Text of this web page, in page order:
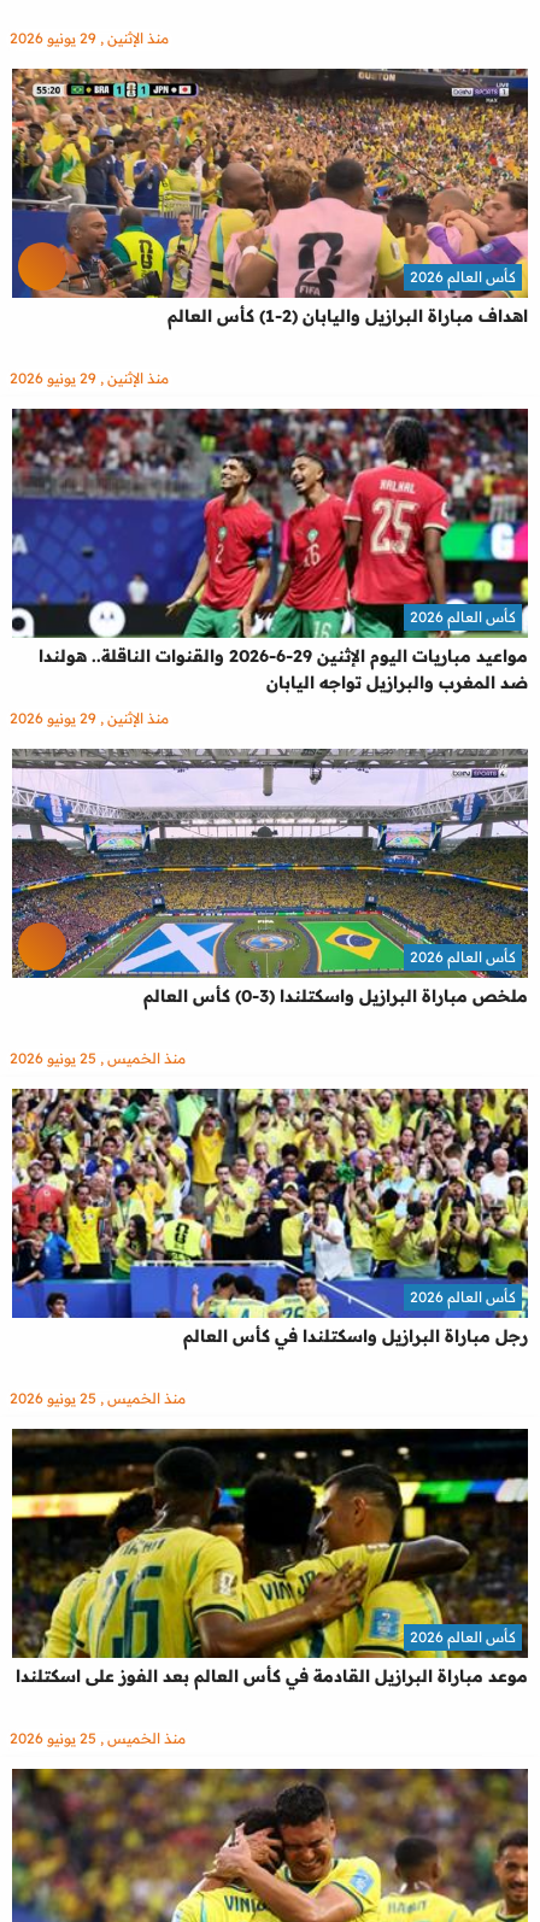
منذ الإثنين , 29 يونيو 2026
اهداف مباراة البرازيل واليابان (2-1) كأس العالم
كأس العالم 2026
منذ الإثنين , 29 يونيو 2026
مواعيد مباريات اليوم الإثنين 29-6-2026 والقنوات الناقلة.. هولندا
ضد المغرب والبرازيل تواجه اليابان
كأس العالم 2026
منذ الإثنين , 29 يونيو 2026
ملخص مباراة البرازيل واسكتلندا (3-0) كأس العالم
كأس العالم 2026
منذ الخميس , 25 يونيو 2026
رجل مباراة البرازيل واسكتلندا في كأس العالم
كأس العالم 2026
منذ الخميس , 25 يونيو 2026
موعد مباراة البرازيل القادمة في كأس العالم بعد الفوز على اسكتلندا
كأس العالم 2026
منذ الخميس , 25 يونيو 2026